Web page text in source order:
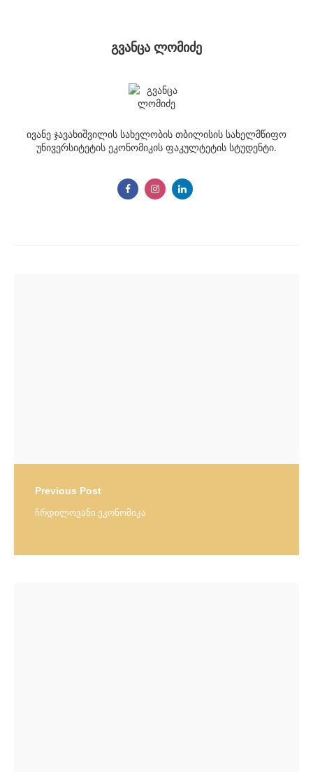
გვანცა ლომიძე
ივანე ჯავახიშვილის სახელობის თბილისის სახელმწიფო
უნივერსიტეტის ეკონომიკის ფაკულტეტის სტუდენტი.
Previous Post
ჩრდილოვანი ეკონომიკა